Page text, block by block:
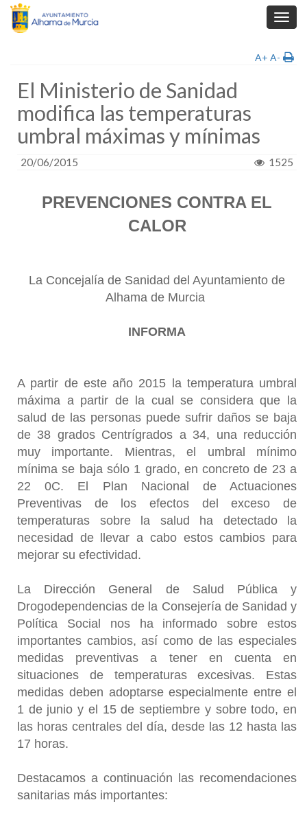
A+ A-
El Ministerio de Sanidad
modifica las temperaturas
umbral máximas y mínimas
20/06/2015 1525
PREVENCIONES CONTRA EL
CALOR
La Concejalía de Sanidad del Ayuntamiento de
Alhama de Murcia
INFORMA
A partir de este año 2015 la temperatura umbral
máxima a partir de la cual se considera que la
salud de las personas puede sufrir daños se baja
de 38 grados Centrígrados a 34, una reducción
muy importante. Mientras, el umbral mínimo
mínima se baja sólo 1 grado, en concreto de 23 a
22 0C. El Plan Nacional de Actuaciones
Preventivas de los efectos del exceso de
temperaturas sobre la salud ha detectado la
necesidad de llevar a cabo estos cambios para
mejorar su efectividad.
La Dirección General de Salud Pública y
Drogodependencias de la Consejería de Sanidad y
Política Social nos ha informado sobre estos
importantes cambios, así como de las especiales
medidas preventivas a tener en cuenta en
situaciones de temperaturas excesivas. Estas
medidas deben adoptarse especialmente entre el
1 de junio y el 15 de septiembre y sobre todo, en
las horas centrales del día, desde las 12 hasta las
17 horas.
Destacamos a continuación las recomendaciones
sanitarias más importantes: